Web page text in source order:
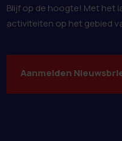
Blijf op de hoogte! Met het
activiteiten op het gebied
Aanmelden